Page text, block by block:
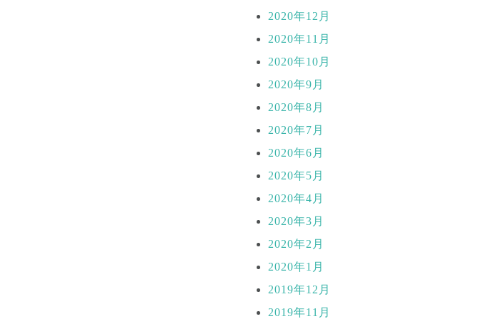
2020年12月
2020年11月
2020年10月
2020年9月
2020年8月
2020年7月
2020年6月
2020年5月
2020年4月
2020年3月
2020年2月
2020年1月
2019年12月
2019年11月